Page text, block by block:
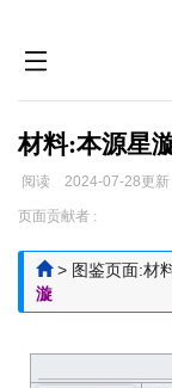
材料:本源星
阅读 2024-07-28更新
跳
导
跳
搜
页面贡献者 :
> 图鉴页面:材
漩